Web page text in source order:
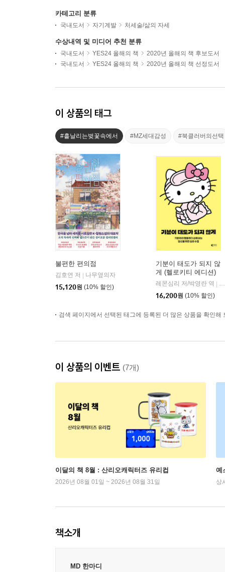
카테고리 분류
국내도서 자기계발 처세술/삶의 자세
수상내역 및 미디어 추천 분류
국내도서 YES24 올해의 책
2020년 올해의 책 후보도서
국내도서
YES24 올해의 책 2020년 올해의 책 선정도서
이 상품의 태그
#흩날리는벚꽃속에서 #MZ세대감성 #북클러버의선택
불편한 편의점
김호연 저
나무옆의자
15,120원 (10% 할인)
기분이 태도가 되지 않
게 (헬로키티 에디션)
레몬심리 저/박영란 역
16,200원 (10% 할인)
검색 페이지에서 선택된 태그에 등록된 더 많은 상품을 확인해
이 상품의 이벤트 (7개)
이달의 책 8월 : 산리오캐릭터즈 유리컵
2026년 08월 01일 ~ 2026년 08월 31일
예
상
책소개
MD 한마디